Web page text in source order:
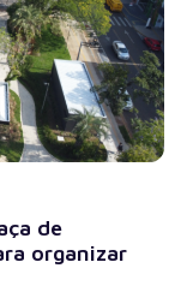
de
organizar